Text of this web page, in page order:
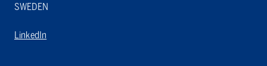
SWEDEN
LinkedIn